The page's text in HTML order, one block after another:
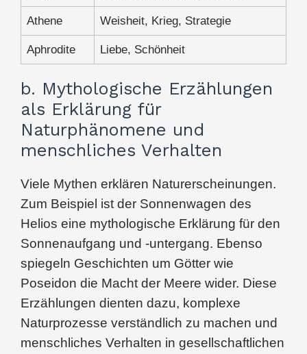
Athene Weisheit, Krieg, Strategie
Aphrodite Liebe, Schönheit
b. Mythologische Erzählungen
als Erklärung für
Naturphänomene und
menschliches Verhalten
Viele Mythen erklären Naturerscheinungen.
Zum Beispiel ist der Sonnenwagen des
Helios eine mythologische Erklärung für den
Sonnenaufgang und -untergang. Ebenso
spiegeln Geschichten um Götter wie
Poseidon die Macht der Meere wider. Diese
Erzählungen dienten dazu, komplexe
Naturprozesse verständlich zu machen und
menschliches Verhalten in gesellschaftlichen